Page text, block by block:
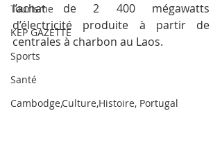
Tourisme
KEP GAZETTE
Sports
Santé
Cambodge,Culture,Histoire, Portugal
l’achat de 2 400 mégawatts
d’électricité produite à partir de
centrales à charbon au Laos.